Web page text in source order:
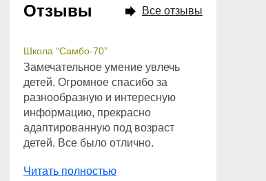
Отзывы Все отзывы
Школа “Самбо-70”
Замечательное умение увлечь
детей. Огромное спасибо за
разнообразную и интересную
информацию, прекрасно
адаптированную под возраст
детей. Все было отлично.
Читать полностью